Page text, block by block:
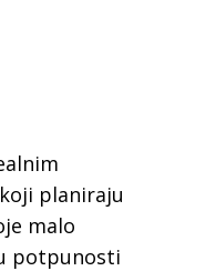
planiraju
malo
potpunosti